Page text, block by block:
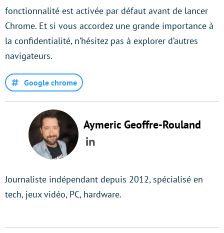
fonctionnalité est activée par défaut avant de lancer
Chrome. Et si vous accordez une grande importance à
la confidentialité, n’hésitez pas à explorer d’autres
navigateurs.
Google chrome
Aymeric Geoffre-Rouland
LinkedIn
Journaliste indépendant depuis 2012, spécialisé en
tech, jeux vidéo, PC, hardware.